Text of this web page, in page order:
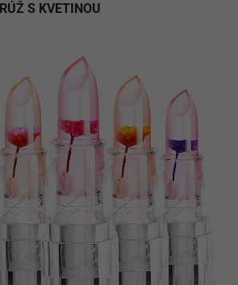
S KVETINOU